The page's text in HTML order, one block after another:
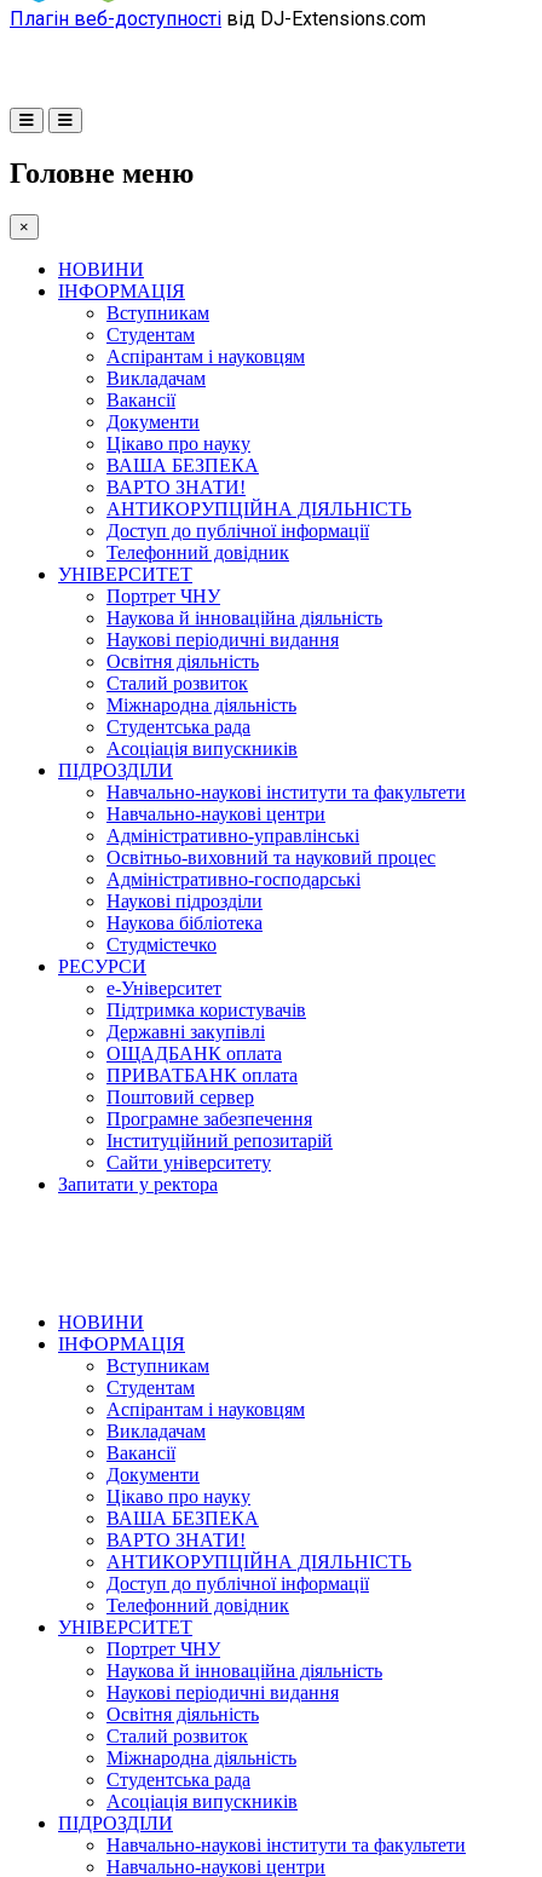
Плагін веб-доступності від DJ-Extensions.com
Головне меню
×
НОВИНИ
ІНФОРМАЦІЯ
Вступникам
Студентам
Аспірантам і науковцям
Викладачам
Вакансії
Документи
Цікаво про науку
ВАША БЕЗПЕКА
ВАРТО ЗНАТИ!
АНТИКОРУПЦІЙНА ДІЯЛЬНІСТЬ
Доступ до публічної інформації
Телефонний довідник
УНІВЕРСИТЕТ
Портрет ЧНУ
Наукова й інноваційна діяльність
Наукові періодичні видання
Освітня діяльність
Сталий розвиток
Міжнародна діяльність
Студентська рада
Асоціація випускників
ПІДРОЗДІЛИ
Навчально-наукові інститути та факультети
Навчально-наукові центри
Адміністративно-управлінські
Освітньо-виховний та науковий процес
Адміністративно-господарські
Наукові підрозділи
Наукова бібліотека
Студмістечко
РЕСУРСИ
е-Університет
Підтримка користувачів
Державні закупівлі
ОЩАДБАНК оплата
ПРИВАТБАНК оплата
Поштовий сервер
Програмне забезпечення
Інституційний репозитарій
Сайти університету
Запитати у ректора
НОВИНИ
ІНФОРМАЦІЯ
Вступникам
Студентам
Аспірантам і науковцям
Викладачам
Вакансії
Документи
Цікаво про науку
ВАША БЕЗПЕКА
ВАРТО ЗНАТИ!
АНТИКОРУПЦІЙНА ДІЯЛЬНІСТЬ
Доступ до публічної інформації
Телефонний довідник
УНІВЕРСИТЕТ
Портрет ЧНУ
Наукова й інноваційна діяльність
Наукові періодичні видання
Освітня діяльність
Сталий розвиток
Міжнародна діяльність
Студентська рада
Асоціація випускників
ПІДРОЗДІЛИ
Навчально-наукові інститути та факультети
Навчально-наукові центри